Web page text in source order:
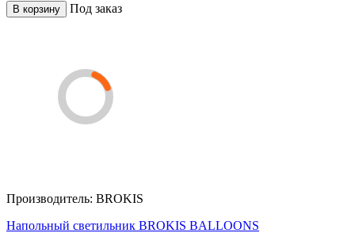
В корзину Под заказ
Производитель: BROKIS
Напольный светильник BROKIS BALLOONS